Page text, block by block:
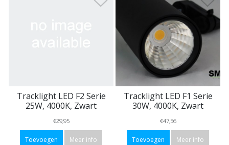
Tracklight LED F2 Serie
25W, 4000K, Zwart
€29,95
Toevoegen Meer info
Tracklight LED F1 Serie
30W, 4000K, Zwart
€47,56
Toevoegen Meer info